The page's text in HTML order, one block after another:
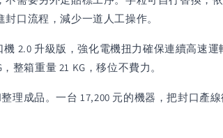
口流程，減少一道人工操作。
機 2.0 升級版，強化電機扭力確保連續高
整箱重量 21 KG，移位不費力。
成品。一台 17,200 元的機器，把封口產